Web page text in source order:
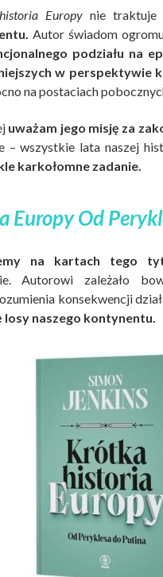
Europynie traktuje
Autor świadom
podziału na
w perspektywie
na postaciach
uważam jego misję za
– wszystkie lata naszej
karkołomne zadanie.
Europy Od
na kartach tego
Autorowi zależało
konsekwencji
losy naszego kontynentu.